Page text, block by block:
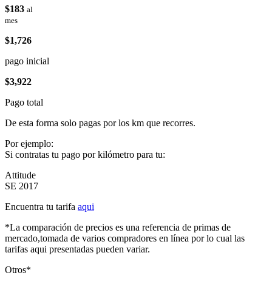
$183 al
mes
$1,726
pago inicial
$3,922
Pago total
De esta forma solo pagas por los km que recorres.
Por ejemplo:
Si contratas tu pago por kilómetro para tu:
Attitude
SE 2017
Encuentra tu tarifa aqui
*La comparación de precios es una referencia de primas de
mercado,tomada de varios compradores en línea por lo cual las
tarifas aqui presentadas pueden variar.
Otros*